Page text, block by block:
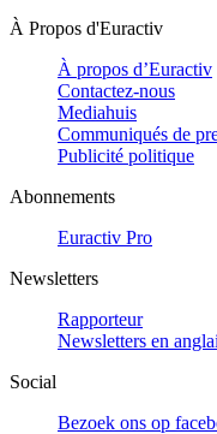
À Propos d'Euractiv
À propos d’Euractiv
Contactez-nous
Mediahuis
Communiqués de
Publicité politique
Abonnements
Euractiv Pro
Newsletters
Rapporteur
Newsletters en
Social
Bezoek ons op